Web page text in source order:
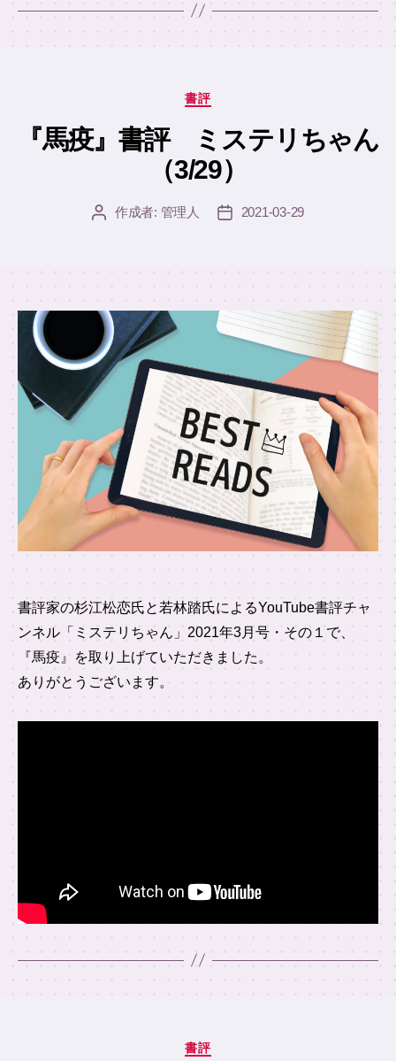
カ
テ
ゴ
リ
ー
書評
『馬疫』書評 ミステリちゃん
（3/29）
投 作成者: 管理人
投
2021-03-29
書評家の杉江松恋氏と若林踏氏によるYouTube書評チャ
ンネル「ミステリちゃん」2021年3月号・その１で、
『馬疫』を取り上げていただきました。
ありがとうございます。
カ
書評